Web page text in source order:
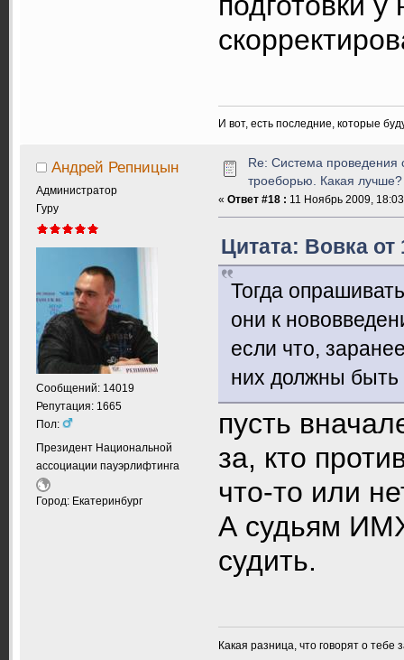
И вот, есть последние, которые
Андрей Репницын
Администратор
Гуру
Сообщений: 14019
Репутация: 1665
Пол:
Президент Национальной
ассоциации пауэрлифтинга
Город: Екатеринбург
Re: Система проведения
троеборью. Какая лучше?
« Ответ #18 : 11 Ноябрь 2009,
Цитата: Вовка от
Тогда
они к
если что,
них должны быть
пусть
за, кто
что-то или
А судьям
судить.
Какая разница, что говорят о